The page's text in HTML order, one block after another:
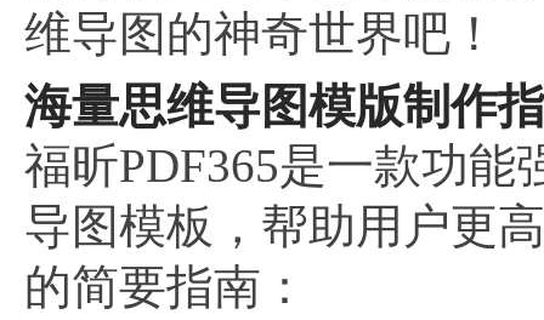
维导图的神奇世界吧！
海量思维导图模版制作
福昕PDF365是一款功能
导图模板，帮助用户更
的简要指南：